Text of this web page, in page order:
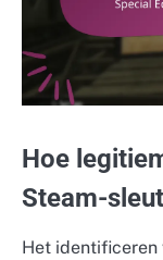
Hoe
Steam-
Het identificeren